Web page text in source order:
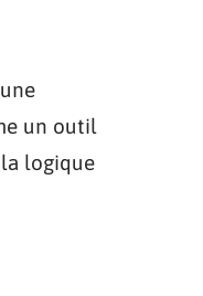
un outil
logique